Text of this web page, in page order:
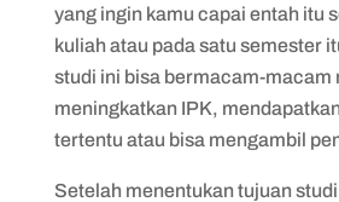
yang ingin kamu capai entah itu
kuliah atau pada satu semester
studi ini bisa bermacam-macam
meningkatkan IPK,
tertentu atau bisa mengambil
Setelah menentukan tujuan